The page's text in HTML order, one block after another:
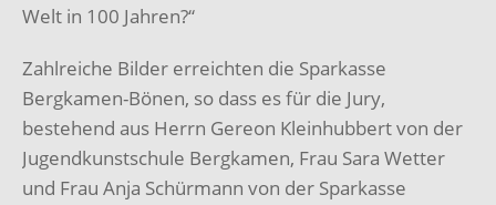
Welt in 100 Jahren?“
Zahlreiche Bilder erreichten die Sparkasse
Bergkamen-Bönen, so dass es für die Jury,
bestehend aus Herrn Gereon Kleinhubbert von der
Jugendkunstschule Bergkamen, Frau Sara Wetter
und Frau Anja Schürmann von der Sparkasse